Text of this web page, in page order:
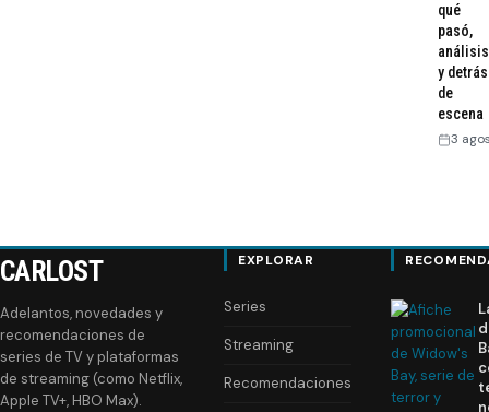
qué
pasó,
análisis
y detrás
de
escena
3
CARLOST
Adelantos, novedades y
recomendaciones de
series de TV y plataformas
de streaming (como Netflix,
Apple TV+, HBO Max).
EXPLORAR
Series
Streaming
Recomendaciones